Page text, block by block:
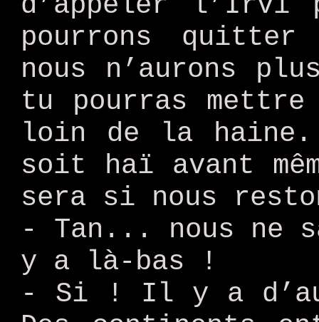
pourrons
nous n’aurons
tu pourras mettre
loin de la haine.
soit haï avant
sera si nous
- Tan... nous ne
y a là-bas !
- Si ! Il y a